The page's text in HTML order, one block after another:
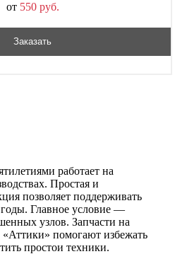
от 550 руб.
Заказать
работает на
Простая и
позволяет поддерживать
Главное условие —
узлов. Запчасти на
помогают избежать
простои техники.